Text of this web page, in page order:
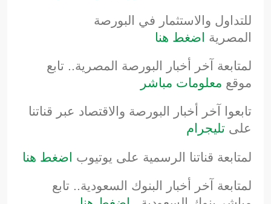
للتداول والاستثمار في البورصة
المصرية اضغط هنا
لمتابعة آخر أخبار البورصة المصرية.. تابع
موقع معلومات مباشر
تابعوا آخر أخبار البورصة والاقتصاد عبر قناتنا
على تليجرام
لمتابعة قناتنا الرسمية على يوتيوب اضغط هنا
لمتابعة آخر أخبار البنوك السعودية.. تابع